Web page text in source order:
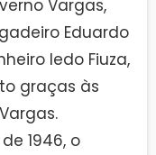
Vargas,
Eduardo
Iedo Fiuza,
graças às
1946, o